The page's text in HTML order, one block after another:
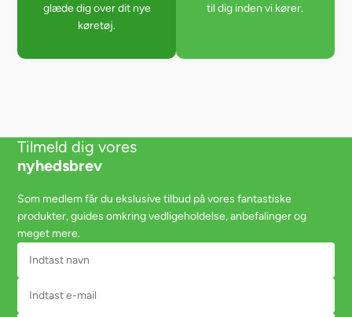
glæde dig over dit nye
køretøj.
til dig inden vi kører.
Tilmeld dig vores
nyhedsbrev
Som medlem får du ekslusive tilbud på vores fantastiske
produkter, guides omkring vedligeholdelse, anbefalinger og
meget mere.